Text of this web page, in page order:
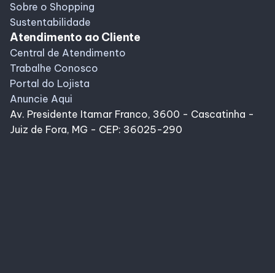
Sobre o Shopping
Sustentabilidade
Atendimento ao Cliente
Central de Atendimento
Trabalhe Conosco
Portal do Lojista
Anuncie Aqui
Av. Presidente Itamar Franco, 3600 - Cascatinha -
Juiz de Fora, MG - CEP: 36025-290